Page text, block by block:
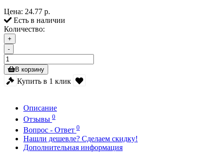
Цена: 24.77 р.
Есть в наличии
Количество:
+
-
В корзину
Купить в 1 клик
Описание
Отзывы 0
Вопрос - Ответ 0
Нашли дешевле? Сделаем скидку!
Дополнительная информация